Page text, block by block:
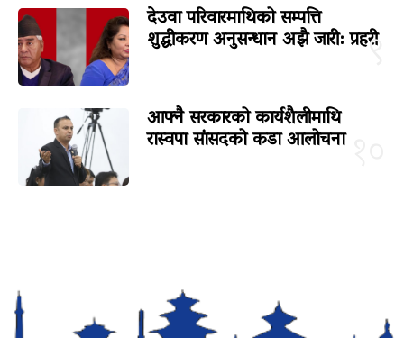
९
देउवा परिवारमाथिको सम्पत्ति
शुद्धीकरण अनुसन्धान अझै जारी: प्रहरी
आफ्नै सरकारको कार्यशैलीमाथि
रास्वपा सांसदको कडा आलोचना